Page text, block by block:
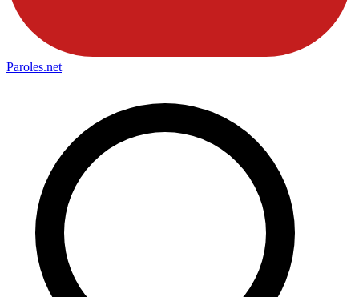
Paroles.net